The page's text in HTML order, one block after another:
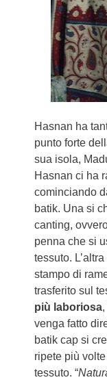
Hasnan ha
punto forte
sua isola,
Hasnan ci ha
cominciando
batik. Una si
canting,
penna che si
tessuto.
stampo di
trasferito sul
più laboriosa
venga fatto
batik cap si
ripete più
tessuto. “